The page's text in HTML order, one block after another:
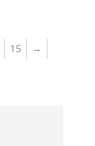
15 →